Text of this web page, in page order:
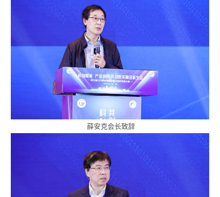
薛安克会长致辞